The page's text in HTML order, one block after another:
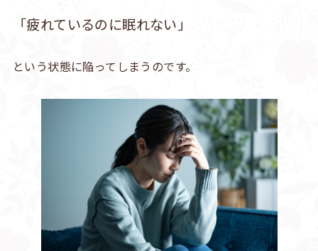
「疲れているのに眠れない」
という状態に陥ってしまうのです。